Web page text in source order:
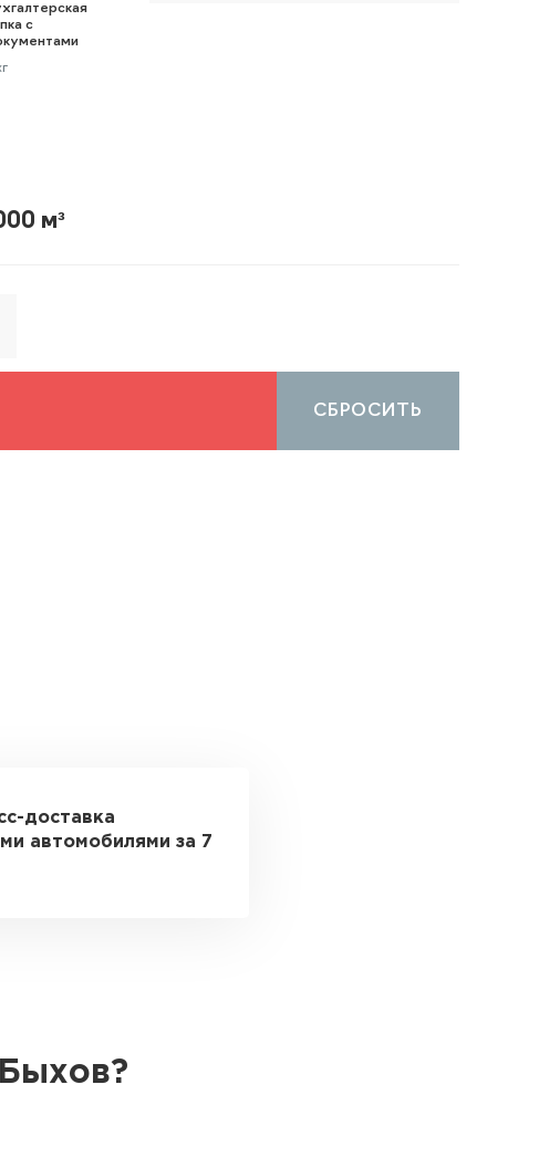
с
м³
СБРОСИТЬ
доставка
автомобилями за 7